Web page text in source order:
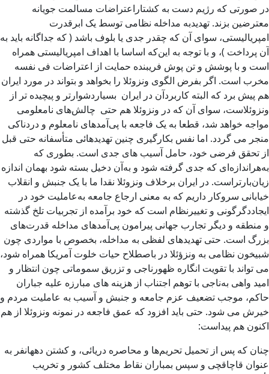
در صورتی که رژیم دست به کشتاراعتراضات مسالمت جویانه
معترضین بزند. تهدیدبه مداخله نظامی توسط یک ابرقدرت
امپریالیستی، سوای آن که چقدر جدی یا بلوف باشد ( که جداگانه باید به
آن پرداخت )، و با توجه به این‌که اساسا با اهداف امپریالیستی همراه
است و با پوشش و تن پوش فریبنده حمایت از اعتراضات فی نفسه
مخرب است. اگر بفرض الگوی ونزوئلا را بخواهد و بتواند در مورد ایران
هم پیش برد که البته کاربردآن در ایران بسیاردشوارتر و پیچیده تر از
ونزوئلاست، سوای آن که در ونزوئلا هم حتی چالش‌های نامعلومی
مواجه خواهد شد، قطعا به یک فاجعه با پی‌آمدهای نامعلوم و دردناکی
منجر می گردد. اما نفس بکارگیری چنین تهدیدهائی متأسفانه حتی قبل
از تحقق فرضی خود، حامل آسیب های جدی است. بطوری که
به‌هراندازه‌ای که جدی گرفته شود و به‌آن دخیل بسته شود بهمان اندازه
زیان‌بارتراست. در ایران برخلاف ونزوئلا نقدا ما با یک جنبش و انقلاب
خیابانی سروکار داریم که به معنی ارجاع جامعه به‌عاملیت خود در
ایجاددگرگونی و تغییرنظام است که خود برآمده از تجربیات تلخ گذشته
و منطقه و دیگر تجارب جهانی پیرامون پی‌آمدهای مداخله قدرت‌های
بزرگ است. حتی تهدیدهای لفظی به مداخله، بخصوص با مواردی چون
شبیخون نظامی به ونزؤئلا در باصطلاح حیات خلوت آمریکا همراه شود،
می تواند با تقویت انگاره ظهورناجی و تزریق سموماتی چون انتظار و
امید واهی به‌ناجی با توهم اجتناب از هزینه های مبارزه علیه جباران
حاکم، موجب تضعیف عزم جامعه و جنبش و آسیب به عاملیت مردم و
خیرش می شود. حتی باید افزود که عمق فاجعه در نمونه ونزوئلا از هم
اکنون هم پیداست:
چنان که پس از تحمیل تحریم‌ها و محاصره دریائی، و کشتن دههانفر به
عنوان قاچاقچی و سپس بمباران نقاط مختلف کشور و تخریب